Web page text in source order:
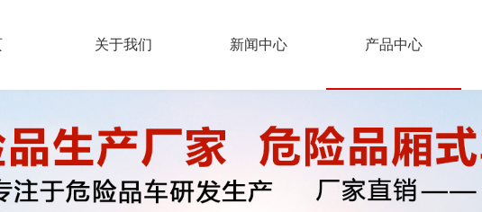
关于我们 新闻中心 产品中心